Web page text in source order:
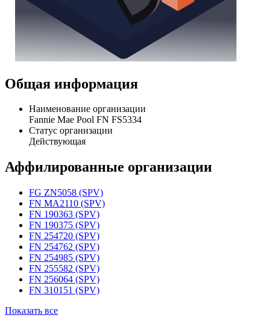
Общая информация
Наименование организации
Fannie Mae Pool FN FS5334
Статус организации
Действующая
Аффилированные организации
FG ZN5058 (SPV)
FN MA2110 (SPV)
FN 190363 (SPV)
FN 190375 (SPV)
FN 254720 (SPV)
FN 254762 (SPV)
FN 254985 (SPV)
FN 255582 (SPV)
FN 256064 (SPV)
FN 310151 (SPV)
Показать все